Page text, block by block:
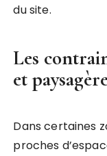
du site.
Les
et
Dans certaines
proches